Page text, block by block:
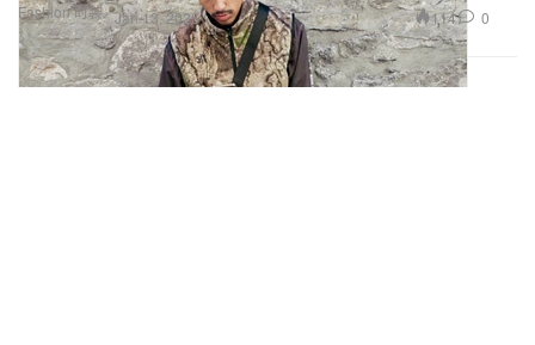
Fashion 时装 Jan 13, 2026 114 0